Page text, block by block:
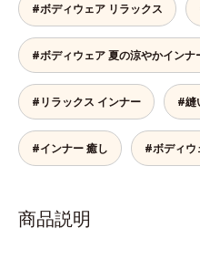
#ボディウェア リラックス
#ボディウェア 夏の涼やかインナ
#リラックス インナー #縫
#インナー 癒し #ボディウ
商品説明